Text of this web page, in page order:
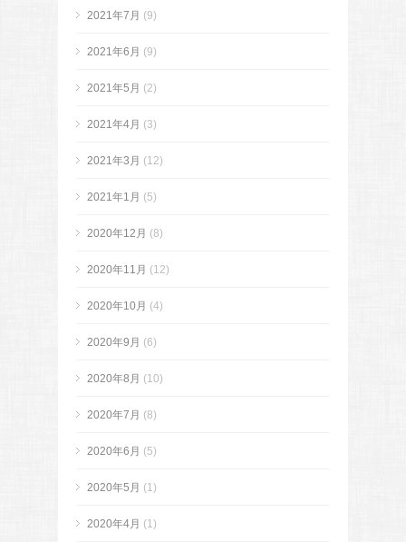
2021年7月 (9)
2021年6月 (9)
2021年5月 (2)
2021年4月 (3)
2021年3月 (12)
2021年1月 (5)
2020年12月 (8)
2020年11月 (12)
2020年10月 (4)
2020年9月 (6)
2020年8月 (10)
2020年7月 (8)
2020年6月 (5)
2020年5月 (1)
2020年4月 (1)